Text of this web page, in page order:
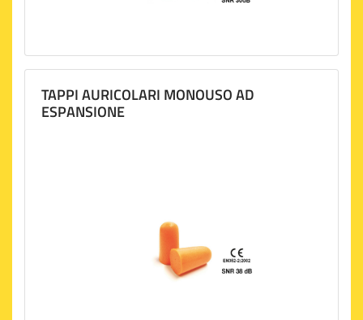
TAPPI AURICOLARI MONOUSO AD
ESPANSIONE